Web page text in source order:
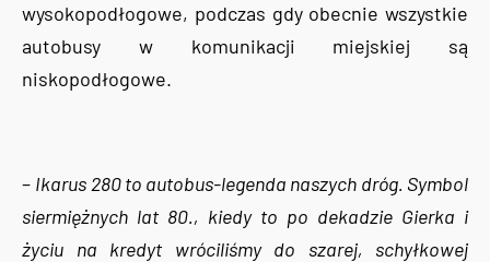
wysokopodłogowe, podczas gdy obecnie wszystkie
autobusy w komunikacji miejskiej są
niskopodłogowe.
– Ikarus 280 to autobus-legenda naszych dróg. Symbol
siermiężnych lat 80., kiedy to po dekadzie Gierka i
życiu na kredyt wróciliśmy do szarej, schyłkowej